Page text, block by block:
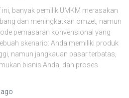
banyak pemilik UMKM merasakan
dan meningkatkan omzet, namun
pemasaran konvensional yang
skenario: Anda memiliki produk
namun jangkauan pasar terbatas,
bisnis Anda, dan proses
ago